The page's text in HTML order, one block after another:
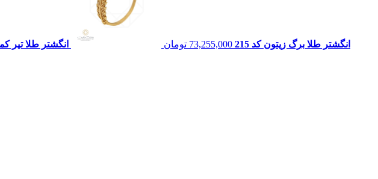
انگشتر طلا برگ زیتون کد 215 73,255,000 تومان انگشتر طلا تیر